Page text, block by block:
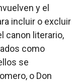
y el
incluir o excluir
canon literario,
como
se
o Don